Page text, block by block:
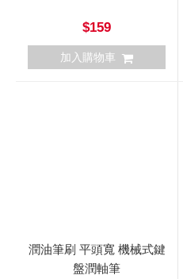
$159
加入購物車
潤油筆刷 平頭寬 機械式鍵
盤潤軸筆